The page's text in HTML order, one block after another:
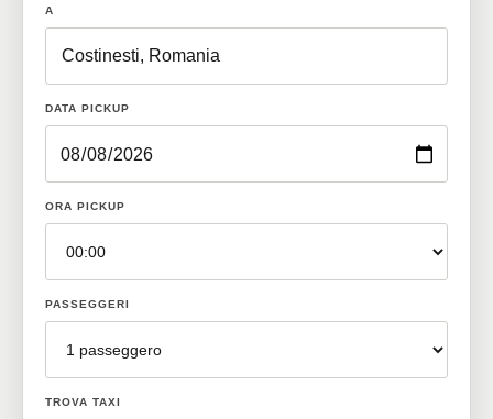
A
DATA PICKUP
ORA PICKUP
PASSEGGERI
TROVA TAXI